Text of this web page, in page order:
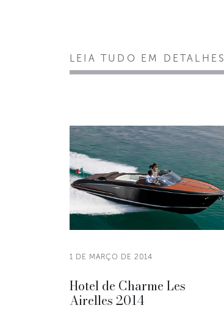
LEIA TUDO EM DETALHES
1 DE MARÇO DE 2014
Hotel de Charme Les
Airelles 2014